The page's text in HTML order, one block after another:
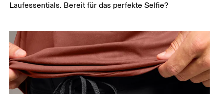
Laufessentials. Bereit für das perfekte Selfie?